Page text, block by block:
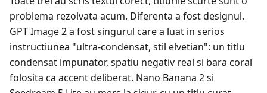
problema rezolvata acum. Diferenta a fost designul.
GPT Image 2 a fost singurul care a luat in serios
instructiunea "ultra-condensat, stil elvetian": un titlu
condensat impunator, spatiu negativ real si bara coral
folosita ca accent deliberat. Nano Banana 2 si